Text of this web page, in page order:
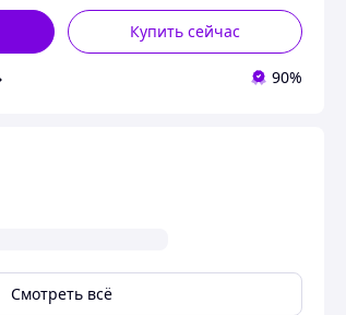
Купить сейчас
90%
Смотреть всё